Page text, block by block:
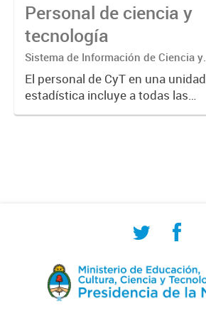
Personal de ciencia y
tecnología
Sistema de Información de Ciencia y
Tecnología Argentino (SICYTAR)
El personal de CyT en una unidad
estadística incluye a todas las
personas involucradas